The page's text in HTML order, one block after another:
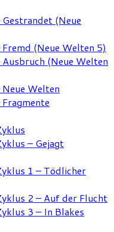
(Neue
(Neue Welten 5)
(Neue Welten
Welten
– Gejagt
1 – Tödlicher
2 – Auf der Flucht
3 – In Blakes